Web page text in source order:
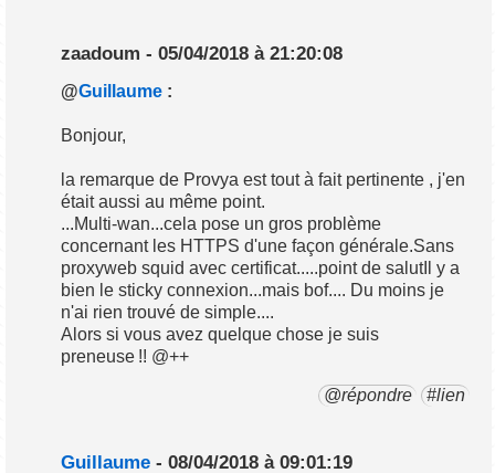
zaadoum - 05/04/2018 à 21:20:08
@Guillaume :
Bonjour,
la remarque de Provya est tout à fait pertinente , j'en
était aussi au même point.
...Multi-wan...cela pose un gros problème
concernant les HTTPS d'une façon générale.Sans
proxyweb squid avec certificat.....point de salutIl y a
bien le sticky connexion...mais bof.... Du moins je
n'ai rien trouvé de simple....
Alors si vous avez quelque chose je suis
preneuse !! @++
@répondre #lien
Guillaume - 08/04/2018 à 09:01:19